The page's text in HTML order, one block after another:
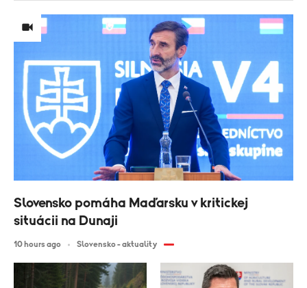
Slovensko pomáha Maďarsku v kritickej
situácii na Dunaji
10 hours ago Slovensko - aktuality